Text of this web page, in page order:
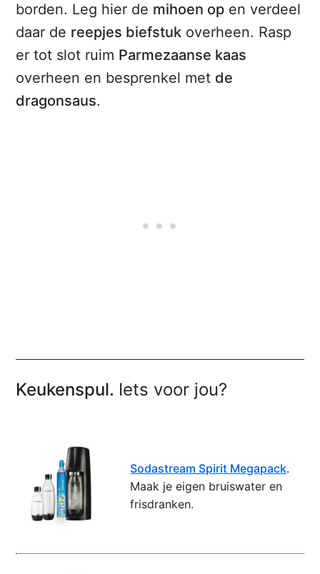
borden. Leg hier de mihoen op en verdeel
daar de reepjes biefstuk overheen. Rasp
er tot slot ruim Parmezaanse kaas
overheen en besprenkel met de
dragonsaus.
Keukenspul. Iets voor jou?
Sodastream Spirit Megapack.
Maak je eigen bruiswater en
frisdranken.